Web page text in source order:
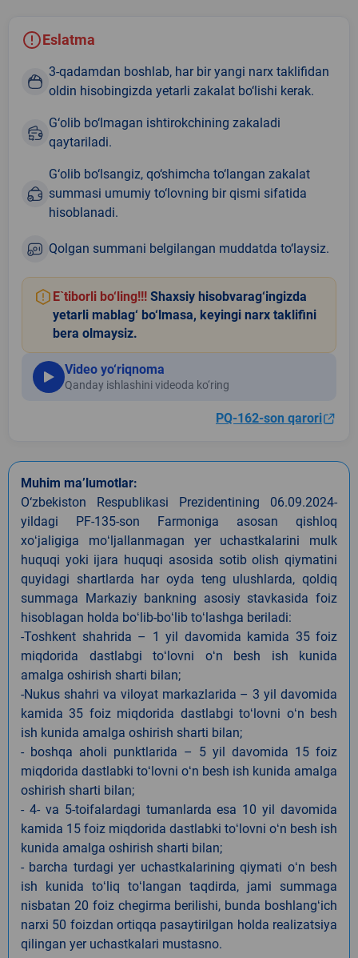
Eslatma
3-qadamdan boshlab, har bir yangi narx taklifidan
oldin hisobingizda yetarli zakalat bo‘lishi kerak.
G‘olib bo‘lmagan ishtirokchining zakaladi
qaytariladi.
G‘olib bo‘lsangiz, qo‘shimcha to‘langan zakalat
summasi umumiy to‘lovning bir qismi sifatida
hisoblanadi.
Qolgan summani belgilangan muddatda to‘laysiz.
E`tiborli bo‘ling!!! Shaxsiy hisobvarag‘ingizda
yetarli mablag‘ bo‘lmasa, keyingi narx taklifini
bera olmaysiz.
Video yo‘riqnoma
Qanday ishlashini videoda ko‘ring
PQ-162-son qarori
Muhim ma’lumotlar:
O‘zbekiston Respublikasi Prezidentining 06.09.2024-
yildagi PF-135-son Farmoniga asosan qishloq
xoʻjaligiga moʻljallanmagan yer uchastkalarini mulk
huquqi yoki ijara huquqi asosida sotib olish qiymatini
quyidagi shartlarda har oyda teng ulushlarda, qoldiq
summaga Markaziy bankning asosiy stavkasida foiz
hisoblagan holda boʻlib-boʻlib toʻlashga beriladi:
-Toshkent shahrida – 1 yil davomida kamida 35 foiz
miqdorida dastlabgi toʻlovni oʻn besh ish kunida
amalga oshirish sharti bilan;
-Nukus shahri va viloyat markazlarida – 3 yil davomida
kamida 35 foiz miqdorida dastlabgi toʻlovni oʻn besh
ish kunida amalga oshirish sharti bilan;
- boshqa aholi punktlarida – 5 yil davomida 15 foiz
miqdorida dastlabki toʻlovni oʻn besh ish kunida amalga
oshirish sharti bilan;
- 4- va 5-toifalardagi tumanlarda esa 10 yil davomida
kamida 15 foiz miqdorida dastlabki toʻlovni oʻn besh ish
kunida amalga oshirish sharti bilan;
- barcha turdagi yer uchastkalarining qiymati oʻn besh
ish kunida toʻliq toʻlangan taqdirda, jami summaga
nisbatan 20 foiz chegirma berilishi, bunda boshlangʻich
narxi 50 foizdan ortiqqa pasaytirilgan holda realizatsiya
qilingan yer uchastkalari mustasno.